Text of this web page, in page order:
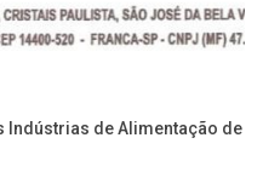
de Alimentação de